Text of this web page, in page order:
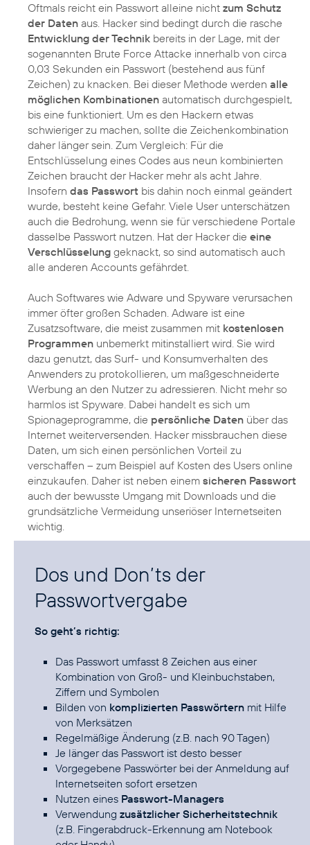
Oftmals reicht ein Passwort alleine nicht zum Schutz
der Daten aus. Hacker sind bedingt durch die rasche
Entwicklung der Technik bereits in der Lage, mit der
sogenannten Brute Force Attacke innerhalb von circa
0,03 Sekunden ein Passwort (bestehend aus fünf
Zeichen) zu knacken. Bei dieser Methode werden alle
möglichen Kombinationen automatisch durchgespielt,
bis eine funktioniert. Um es den Hackern etwas
schwieriger zu machen, sollte die Zeichenkombination
daher länger sein. Zum Vergleich: Für die
Entschlüsselung eines Codes aus neun kombinierten
Zeichen braucht der Hacker mehr als acht Jahre.
Insofern das Passwort bis dahin noch einmal geändert
wurde, besteht keine Gefahr. Viele User unterschätzen
auch die Bedrohung, wenn sie für verschiedene Portale
dasselbe Passwort nutzen. Hat der Hacker die eine
Verschlüsselung geknackt, so sind automatisch auch
alle anderen Accounts gefährdet.
Auch Softwares wie Adware und Spyware verursachen
immer öfter großen Schaden. Adware ist eine
Zusatzsoftware, die meist zusammen mit kostenlosen
Programmen unbemerkt mitinstalliert wird. Sie wird
dazu genutzt, das Surf- und Konsumverhalten des
Anwenders zu protokollieren, um maßgeschneiderte
Werbung an den Nutzer zu adressieren. Nicht mehr so
harmlos ist Spyware. Dabei handelt es sich um
Spionageprogramme, die persönliche Daten über das
Internet weiterversenden. Hacker missbrauchen diese
Daten, um sich einen persönlichen Vorteil zu
verschaffen – zum Beispiel auf Kosten des Users online
einzukaufen. Daher ist neben einem sicheren Passwort
auch der bewusste Umgang mit Downloads und die
grundsätzliche Vermeidung unseriöser Internetseiten
wichtig.
Dos und Don’ts der
Passwortvergabe
So geht’s richtig:
Das Passwort umfasst 8 Zeichen aus einer
Kombination von Groß- und Kleinbuchstaben,
Ziffern und Symbolen
Bilden von komplizierten Passwörtern mit Hilfe
von Merksätzen
Regelmäßige Änderung (z.B. nach 90 Tagen)
Je länger das Passwort ist desto besser
Vorgegebene Passwörter bei der Anmeldung auf
Internetseiten sofort ersetzen
Nutzen eines Passwort-Managers
Verwendung zusätzlicher Sicherheitstechnik
(z.B. Fingerabdruck-Erkennung am Notebook